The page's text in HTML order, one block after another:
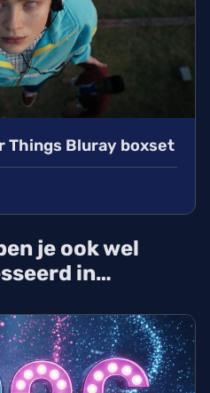
Things Bluray boxset
je ook wel
in…